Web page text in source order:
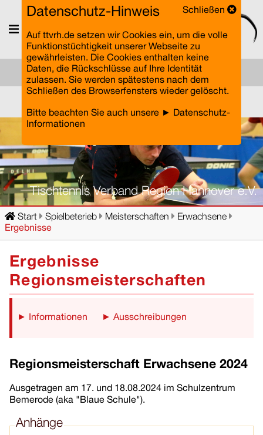
Menü
Schließen
Datenschutz-Hinweis
Auf ttvrh.de setzen wir Cookies ein, um die volle
Funktionstüchtigkeit unserer Webseite zu
gewährleisten. Die Cookies enthalten keine
Daten, die Rückschlüsse auf Ihre Identität
zulassen. Sie werden spätestens nach dem
Schließen des Browserfensters wieder gelöscht.
Bitte beachten Sie auch unsere ► Datenschutz-
Informationen
Tischtennis Verband Region Hannover e.V.
Start Spielbeterieb Meisterschaften
Erwachsene
Ergebnisse
Ergebnisse
Regionsmeisterschaften
► Informationen ► Ausschreibungen
Regionsmeisterschaft Erwachsene 2024
Ausgetragen am 17. und 18.08.2024 im Schulzentrum
Bemerode (aka "Blaue Schule").
Anhänge